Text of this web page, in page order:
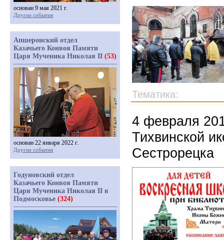
Тематика:
4 февраля
Тихвинской
Сестрорецка
основан 9 мая 2021 г.
Другие события
Апшеронский отдел
Казачьего Конвоя Памяти
Царя Мученика Николая II (53)
основан 22 января 2022 г.
Другие события
Годуновский отдел
Казачьего Конвоя Памяти
Царя Мученика Николая II в
Подмосковье (324)